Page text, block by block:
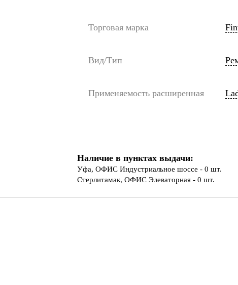
Торговая марка
Вид/Тип
Применяемость расширенная
Наличие в пунктах выдачи:
Уфа, ОФИС Индустриальное шоссе - 0 шт.
Стерлитамак, ОФИС Элеваторная - 0 шт.